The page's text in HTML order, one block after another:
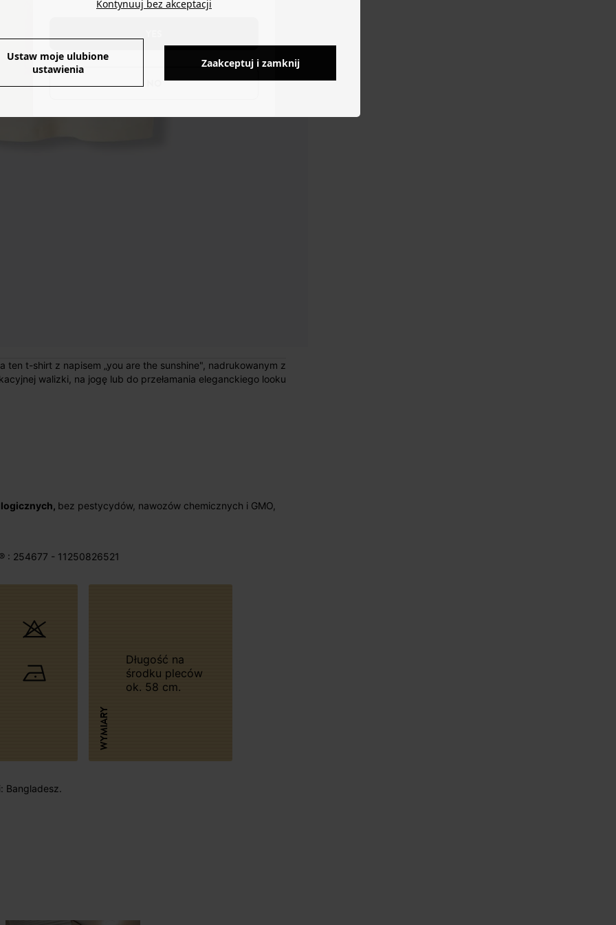
ten t-shirt z napisem „you are the sunshine", nadrukowanym z
walizki, na jogę lub do przełamania eleganckiego looku
bez pestycydów, nawozów chemicznych i GMO,
: 254677 - 11250826521
WYMIARY
Długość na
środku pleców
ok. 58 cm.
Bangladesz.
Kontynuuj bez akceptacji
Ustaw moje ulubione
ustawienia
Zaakceptuj i zamknij